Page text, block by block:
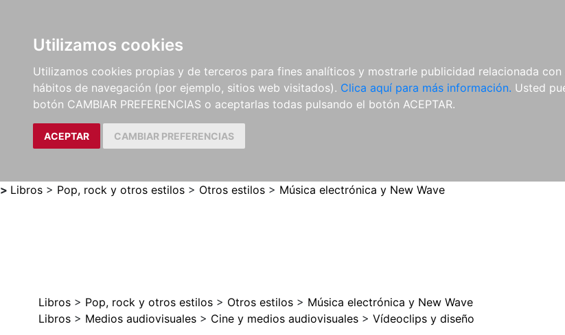
Utilizamos cookies
Utilizamos cookies propias y de terceros para fines analíticos y mostrarle publicidad relacionada
hábitos de navegación (por ejemplo, sitios web visitados). Clica aquí para más información. Usted
botón CAMBIAR PREFERENCIAS o aceptarlas todas pulsando el botón ACEPTAR.
ACEPTAR CAMBIAR PREFERENCIAS
LIBROS
MÉTODOS Y
EJERCICIOS
PARTITURAS Y EDICIONES
CRÍTICAS
REVISTAS
CDS Y
DVDS
MATERIAL
> Libros > Pop, rock y otros estilos > Otros estilos > Música electrónica y New Wave
Libros > Pop, rock y otros estilos > Otros estilos > Música electrónica y New Wave
Libros > Medios audiovisuales > Cine y medios audiovisuales > Vídeoclips y diseño